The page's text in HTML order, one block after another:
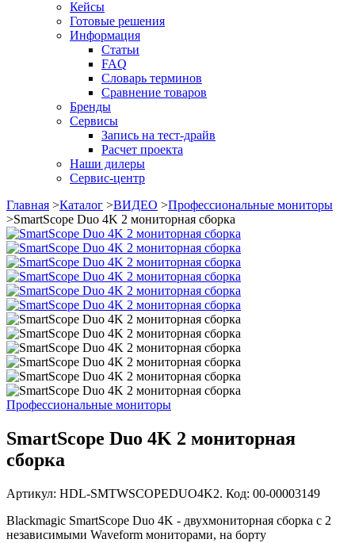
Кейсы
Готовые решения
Информация
Статьи
FAQ
Словарь терминов
Сравнение товаров
Бренды
Сервисы
Запись на тест-драйв
Расчет проекта
Наши дилеры
Сервис-центр
Главная >Каталог >ВИДЕО >Профессиональные мониторы
>SmartScope Duo 4K 2 мониторная сборка
Профессиональные мониторы
SmartScope Duo 4K 2 мониторная
сборка
Артикул: HDL-SMTWSCOPEDUO4K2. Код: 00-00003149
Blackmagic SmartScope Duo 4K - двухмониторная сборка с 2
независимыми Waveform мониторами, на борту